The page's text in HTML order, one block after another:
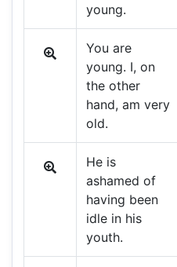
young.
You are
young. I, on
the other
hand, am very
old.
He is
ashamed of
having been
idle in his
youth.